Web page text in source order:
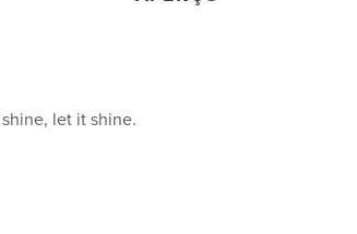
let it shine.